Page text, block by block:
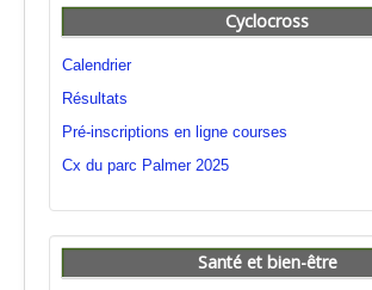
Cyclocross
Calendrier
Résultats
Pré-inscriptions en ligne courses
Cx du parc Palmer 2025
Santé et bien-être